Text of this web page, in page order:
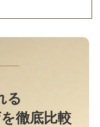
る
徹底比較